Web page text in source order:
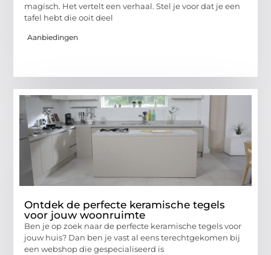
magisch. Het vertelt een verhaal. Stel je voor dat je een
tafel hebt die ooit deel
Aanbiedingen
Ontdek de perfecte keramische tegels
voor jouw woonruimte
Ben je op zoek naar de perfecte keramische tegels voor
jouw huis? Dan ben je vast al eens terechtgekomen bij
een webshop die gespecialiseerd is